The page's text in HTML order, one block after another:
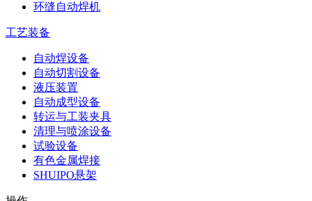
环缝自动焊机
工艺装备
自动焊设备
自动切割设备
液压装置
自动成型设备
转运与工装夹具
清理与喷涂设备
试验设备
有色金属焊接
SHUIPO悬架